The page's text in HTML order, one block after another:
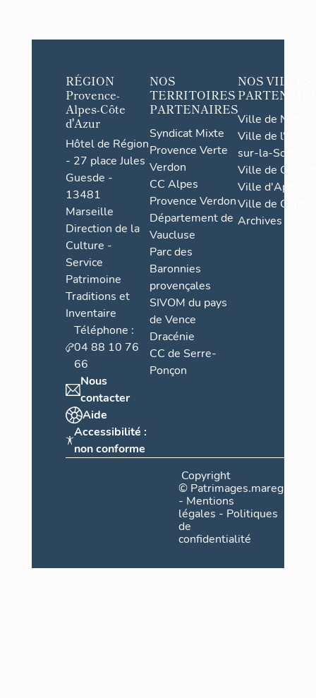
RÉGION
Provence-
Alpes-Côte
d'Azur
Hôtel de Région
- 27 place Jules
Guesde -
13481
Marseille
Direction de la
Culture -
Service
Patrimoine
Traditions et
Inventaire
Téléphone :
04 88 10 76
66
Nous
contacter
Aide
Accessibilité :
non conforme
NOS
TERRITOIRES
PARTENAIRES
Syndicat Mixte
Provence Verte
Verdon
CC Alpes
Provence Verdon
Département de
Vaucluse
Parc des
Baronnies
provençales
SIVOM du pays
de Vence
Dracénie
CC de Serre-
Ponçon
NOS VILLES
Ville de Nice
Ville de l'Isle-
sur-la-Sorgue
Ville de Grasse
Ville d'Apt
Ville de
Archives
Copyright
©
- Mentions
légales - Politiques
de
confidentialité